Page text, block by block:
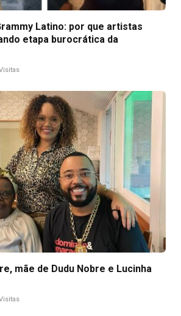
Latino: por que artistas
etapa burocrática da
mãe de Dudu Nobre e Lucinha